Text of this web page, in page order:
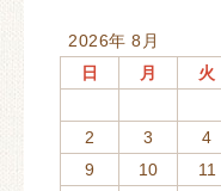
2026年 8月
日
月 火
2
3 4
9
10 11